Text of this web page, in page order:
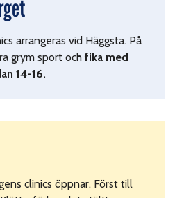
arrangeras vid Häggsta. På
grym sport och fika med
14-16.
clinics öppnar. Först till